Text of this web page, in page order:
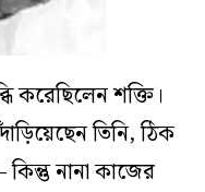
করেছিলেন শক্তি।
তিনি, ঠিক
নানা কাজের